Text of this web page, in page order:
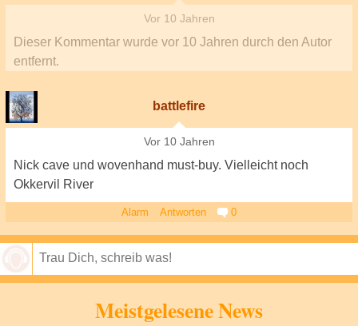
Vor 10 Jahren
Dieser Kommentar wurde vor 10 Jahren durch den Autor
entfernt.
battlefire
Vor 10 Jahren
Nick cave und wovenhand must-buy. Vielleicht noch
Okkervil River
Alarm Antworten 0
Meistgelesene News